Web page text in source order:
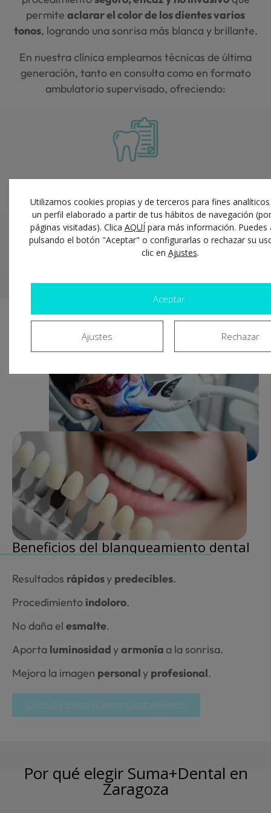
permite aclarar el color de los dientes varios
tonos, logrando una sonrisa más blanca y brillante.
En nuestra clínica empleamos técnicas de última
generación, tanto en consulta como en formato
ambulatorio supervisado, ofreciendo:
y
de
la
Beneficios del blanqueamiento dental
Resultados rápidosy predecibles.
Procedimiento indoloro.
No daña el esmalte.
Aporta luminosidadyarmoníaa la sonrisa.
Mejora la imagen personaly profesional.
Consulta todos nuestros tratamientos
Por qué elegir Suma+Dental en
Zaragoza
Utilizamos cookies propias y de terceros para fines
un perfil elaborado a partir de tus hábitos de navegación
páginas visitadas). Clica AQUÍpara más información. Puedes
pulsando el botón "Aceptar" o configurarlas o rechazar su
clic en Ajustes.
Aceptar
Rechazar
Ajustes